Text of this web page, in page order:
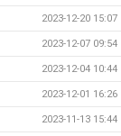
2023-12-20 15:07
2023-12-07 09:54
2023-12-04 10:44
2023-12-01 16:26
2023-11-13 15:44